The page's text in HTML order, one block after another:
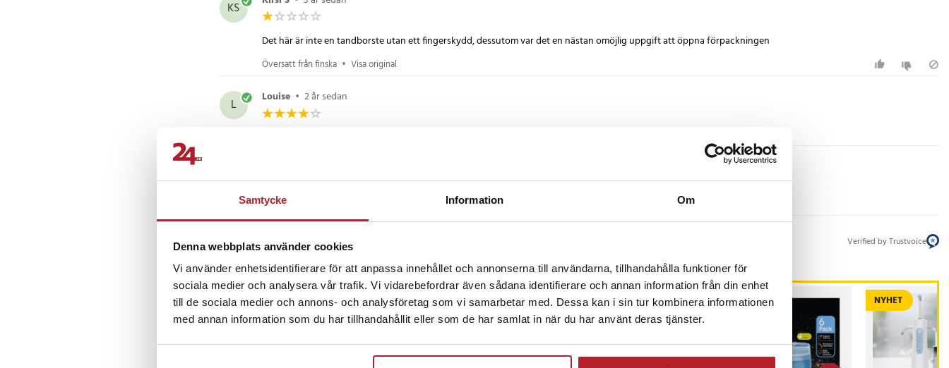
Samtycke Information Om
Denna webbplats använder cookies
Vi använder enhetsidentifierare för att anpassa innehållet och annonserna till användarna, tillhandahålla funktioner för
sociala medier och analysera vår trafik. Vi vidarebefordrar även sådana identifierare och annan information från din enhet
till de sociala medier och annons- och analysföretag som vi samarbetar med. Dessa kan i sin tur kombinera informationen
med annan information som du har tillhandahållit eller som de har samlat in när du har använt deras tjänster.
KS
Det här är inte en tandborste utan ett fingerskydd, dessutom var det en nästan omöjlig uppgift att öppna förpackningen
Översatt från finska • Visa original
L Louise • 2 år sedan
Verified by Trustvoice
Andra köpte också
BÄSTSÄLJARE NYHET